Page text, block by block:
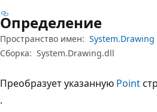
Определение
Пространство имен: System.Drawing
Сборка: System.Drawing.dll
Преобразует указанную Point
.